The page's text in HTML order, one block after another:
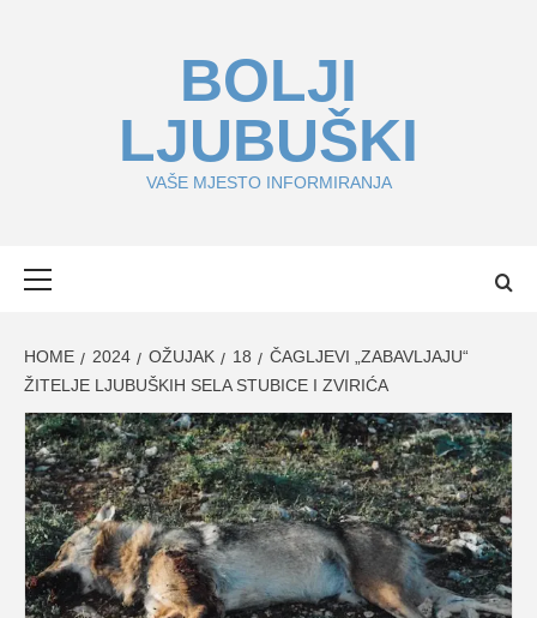
BOLJI
LJUBUŠKI
VAŠE MJESTO INFORMIRANJA
HOME 2024 OŽUJAK 18
ČAGLJEVI „ZABAVLJAJU“
ŽITELJE LJUBUŠKIH SELA STUBICE I ZVIRIĆA